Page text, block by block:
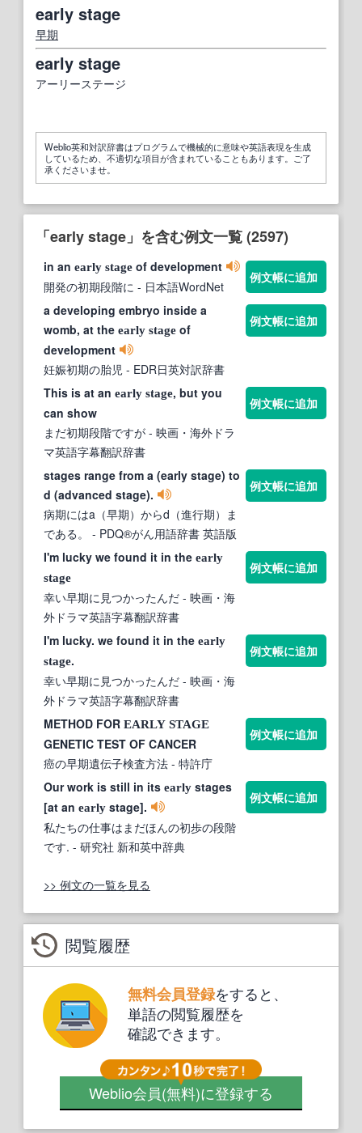
early stage
早期
early stage
アーリーステージ
Weblio英和対訳辞書はプログラムで機械的に意味や英語表現を生成
しているため、不適切な項目が含まれていることもあります。ご了
承くださいませ。
「early stage」を含む例文一覧 (2597)
in an early stage of development
開発の初期段階に - 日本語WordNet
例文帳に追加
a developing embryo inside a
womb, at the early stage of
development
妊娠初期の胎児 - EDR日英対訳辞書
例文帳に追加
This is at an early stage, but you
can show
まだ初期段階ですが - 映画・海外ドラ
マ英語字幕翻訳辞書
例文帳に追加
stages range from a (early stage) to
d (advanced stage).
病期にはa（早期）からd（進行期）ま
である。
- PDQ®がん用語辞書 英語版
例文帳に追加
I'm lucky we found it in the early
stage
幸い早期に見つかったんだ - 映画・海
外ドラマ英語字幕翻訳辞書
例文帳に追加
I'm lucky. we found it in the early
stage.
幸い早期に見つかったんだ - 映画・海
外ドラマ英語字幕翻訳辞書
例文帳に追加
METHOD FOR EARLY STAGE
GENETIC TEST OF CANCER
癌の早期遺伝子検査方法 - 特許庁
例文帳に追加
Our work is still in its early stages
[at an early stage].
私たちの仕事はまだほんの初歩の段階
です. - 研究社 新和英中辞典
例文帳に追加
>> 例文の一覧を見る
閲覧履歴
無料会員登録をすると、
単語の閲覧履歴を
確認できます。
Weblio会員(無料)に登録する